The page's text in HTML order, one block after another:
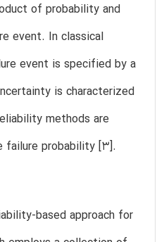
of probability and
event. In classical
event is specified by a
is characterized
methods are
probability [3].
based approach for